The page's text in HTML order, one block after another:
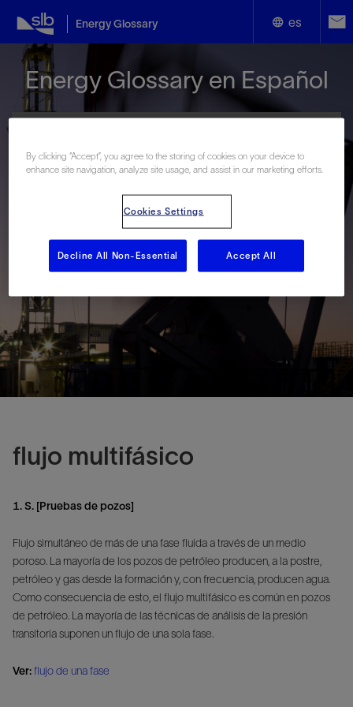
Energy Glossary es
English
Español
Energy Glossary en Español
Términos que comienzan con:
D E F G H
O P Q R S U V W
Z
flujo multifásico
1. S. [Pruebas de pozos]
Flujo simultáneo de más de una fase fluida a través de un medio
poroso. La mayoría de los pozos de petróleo producen, a la postre,
petróleo y gas desde la formación y, con frecuencia, producen agua.
Como consecuencia de esto, el flujo multifásico es común en pozos
de petróleo. La mayoría de las técnicas de análisis de la presión
transitoria suponen un flujo de una sola fase.
Ver:flujo de una fase
By clicking “Accept”, you agree to the storing of cookies on your device to
enhance site navigation, analyze site usage, and assist in our marketing efforts.
Cookies Settings
Decline All Non-Essential Accept All